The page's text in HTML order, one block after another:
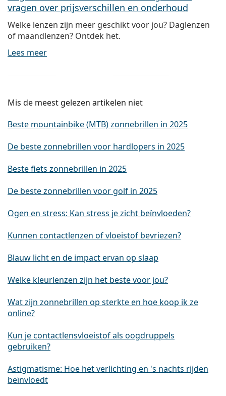
vragen over prijsverschillen en onderhoud
Welke lenzen zijn meer geschikt voor jou? Daglenzen
of maandlenzen? Ontdek het.
Lees meer
Mis de meest gelezen artikelen niet
Beste mountainbike (MTB) zonnebrillen in 2025
De beste zonnebrillen voor hardlopers in 2025
Beste fiets zonnebrillen in 2025
De beste zonnebrillen voor golf in 2025
Ogen en stress: Kan stress je zicht beïnvloeden?
Kunnen contactlenzen of vloeistof bevriezen?
Blauw licht en de impact ervan op slaap
Welke kleurlenzen zijn het beste voor jou?
Wat zijn zonnebrillen op sterkte en hoe koop ik ze
online?
Kun je contactlensvloeistof als oogdruppels
gebruiken?
Astigmatisme: Hoe het verlichting en 's nachts rijden
beïnvloedt